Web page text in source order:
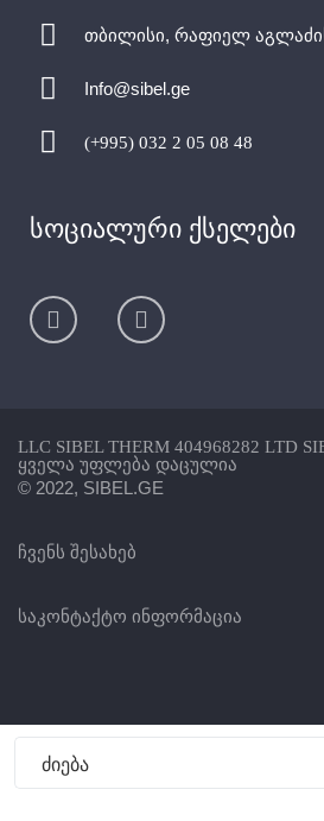
თბილისი, რაფიელ
Info@sibel.ge
(+995) 032 2 05 08 48
სოციალური ქსელები
LLC SIBEL THERM 404968282 LTD
ყველა უფლება დაცულია
© 2022, SIBEL.GE
ჩვენს შესახებ
საკონტაქტო ინფორმაცია